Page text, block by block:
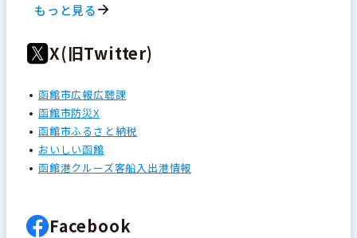
もっと見る
X(旧Twitter)
函館市広報広聴課
函館市防災X
函館市ふるさと納税
おいしい函館
函館港クルーズ客船入出港情報
Facebook